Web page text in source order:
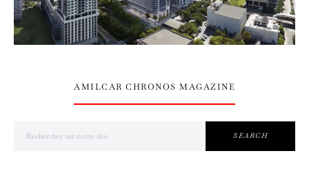
AMILCAR CHRONOS MAGAZINE
SEARCH